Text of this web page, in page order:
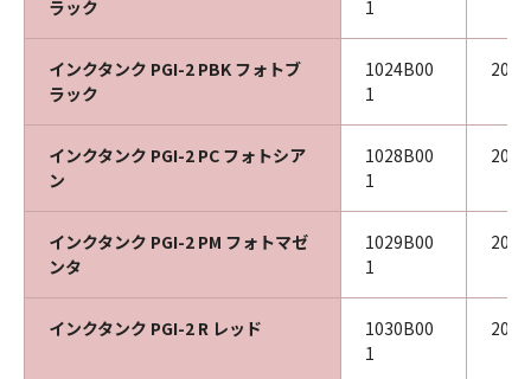
ラック 1
インクタンク PGI-2 PBK フォトブ
ラック
1024B00
1
インクタンク PGI-2 PC フォトシア
ン
1028B00
1
インクタンク PGI-2 PM フォトマゼ
ンタ
1029B00
1
インクタンク PGI-2 R レッド
1030B00
1